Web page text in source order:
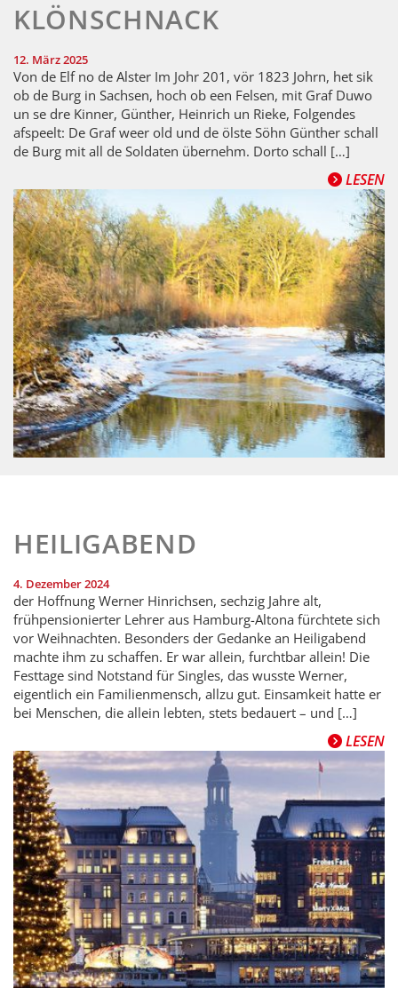
KLÖNSCHNACK
12. März 2025
Von de Elf no de Alster Im Johr 201, vör 1823 Johrn, het sik
ob de Burg in Sachsen, hoch ob een Felsen, mit Graf Duwo
un se dre Kinner, Günther, Heinrich un Rieke, Folgendes
afspeelt: De Graf weer old und de ölste Söhn Günther schall
de Burg mit all de Soldaten übernehm. Dorto schall […]
LESEN
HEILIGABEND
4. Dezember 2024
der Hoffnung Werner Hinrichsen, sechzig Jahre alt,
frühpensionierter Lehrer aus Hamburg-Altona fürchtete sich
vor Weihnachten. Besonders der Gedanke an Heiligabend
machte ihm zu schaffen. Er war allein, furchtbar allein! Die
Festtage sind Notstand für Singles, das wusste Werner,
eigentlich ein Familienmensch, allzu gut. Einsamkeit hatte er
bei Menschen, die allein lebten, stets bedauert – und […]
LESEN